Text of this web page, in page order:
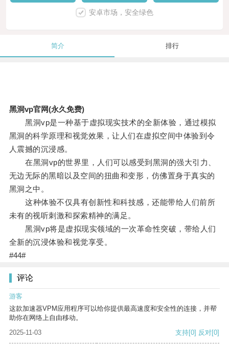
安卓市场，安全绿色
简介 排行
黑洞vp官网(永久免费)
黑洞vp是一种基于虚拟现实技术的全新体验，通过模拟
黑洞的科学原理和视觉效果，让人们在虚拟空间中体验到令
人震撼的沉浸感。
在黑洞vp的世界里，人们可以感受到黑洞的强大引力、
无边无际的黑暗以及空间的扭曲和变形，仿佛置身于真实的
黑洞之中。
这种体验不仅具有创新性和科技感，还能带给人们前所
未有的视听刺激和探索精神的满足。
黑洞vp将是虚拟现实领域的一次革命性突破，带给人们
全新的沉浸体验和视觉享受。
#44#
评论
游客
这款加速器VPM应用程序可以给你提供最高速度和安全性的连接，并帮
助你在网络上自由移动。
2025-11-03
支持[0] 反对[0]